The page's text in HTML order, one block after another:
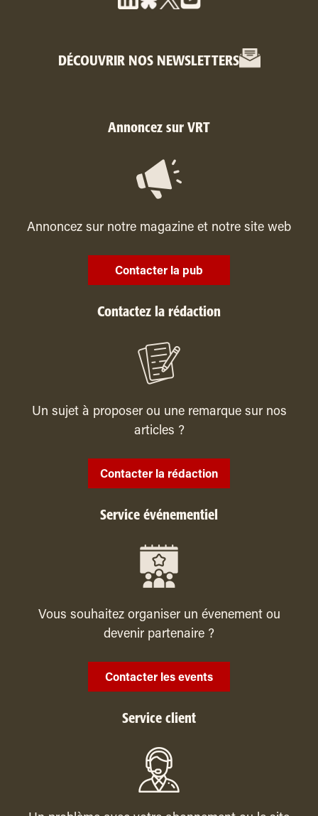
DÉCOUVRIR NOS NEWSLETTERS
Annoncez sur VRT
Annoncez sur notre magazine et notre site web
Contacter la pub
Contactez la rédaction
Un sujet à proposer ou une remarque sur nos
articles ?
Contacter la rédaction
Service événementiel
Vous souhaitez organiser un évenement ou
devenir partenaire ?
Contacter les events
Service client